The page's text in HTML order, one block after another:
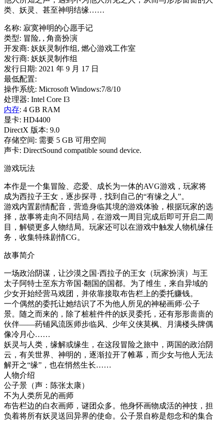
类、妖灵、甚至神明结缘……
名称: 寂寞神明的心愿手记
类型: 冒险, , 角啬扮演
开发商: 妖妖灵制作组, 燃心游戏工作室
发行商: 妖妖灵制作组
发行日期: 2021 年 9 月 17 日
最低配置:
操作系统: Microsoft Windows:7/8/10
处理器: Intel Core I3
内存: 4 GB RAM
显卡: HD4400
DirectX 版本: 9.0
存储空间: 需要 5 GB 可用空间
声卡: DirectSound compatible sound device.
游戏玩法
本作是一个集冒险、恋爱、成长为一体的AVG游戏，玩家将
成为西拉子王女，逐步探寻，找到自己的“有缘之人”。
游戏内置剧情配音，营造身临其境的游戏体验，根据玩家的选
择，故事将走向不同结局，在游戏一周目完成后即可开启二周
目，解锁更多人物结局。玩家还可以在游戏中触发人物机缘任
务，收集特殊剧情CG。
故事简介
一场政治阴谋，让沙漠之国·西拉子的王女（玩家扮演）与王
太子阿特士至东方帝国·翷国的国都。为了维生，来自异域的
少女开始经营马戏团，并依靠接取布告栏上的委托赚钱。
一个偶然的委托让她结识了不为他人所见的神秘画师·公子
景。随之而来的，除了桩桩件件的妖灵委托，还有形形啬啬的
伙伴——药铺风流医师步临风、少年义侠莫枫、月满楼头牌偶
像冷月心……
妖灵与人类，缘解或缘生，在这段冒险之旅中，两国的政治阴
云，有关世界、神明的，逐渐拉开了帷幕，而少女与他人无法
解开之“缘”，也在悄然生长……
人物介绍
公子景（声：陈张太康）
不为人类所见的画师
布告栏边的白衣画师，谜团众多。他身怀画物成活的神技，担
负着将所有妖灵送回异界的使命。公子景自称是怨念和的集合